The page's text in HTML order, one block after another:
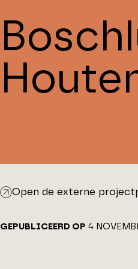
Open de externe
GEPUBLICEERD OP 4